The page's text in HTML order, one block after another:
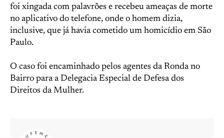
foi xingada com palavrões e recebeu ameaças de morte
no aplicativo do telefone, onde o homem dizia,
inclusive, que já havia cometido um homicídio em São
Paulo.
O caso foi encaminhado pelos agentes da Ronda no
Bairro para a Delegacia Especial de Defesa dos
Direitos da Mulher.